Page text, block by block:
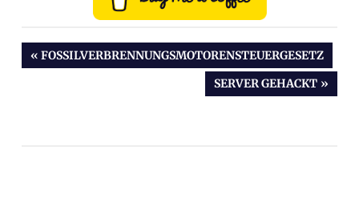
Beitragsnavigation
VORHERIGER
BEITRAG:
FOSSILVERBRENNUNGSMOTORENSTEUERGESETZ
NÄCHSTER
BEITRAG:
SERVER GEHACKT